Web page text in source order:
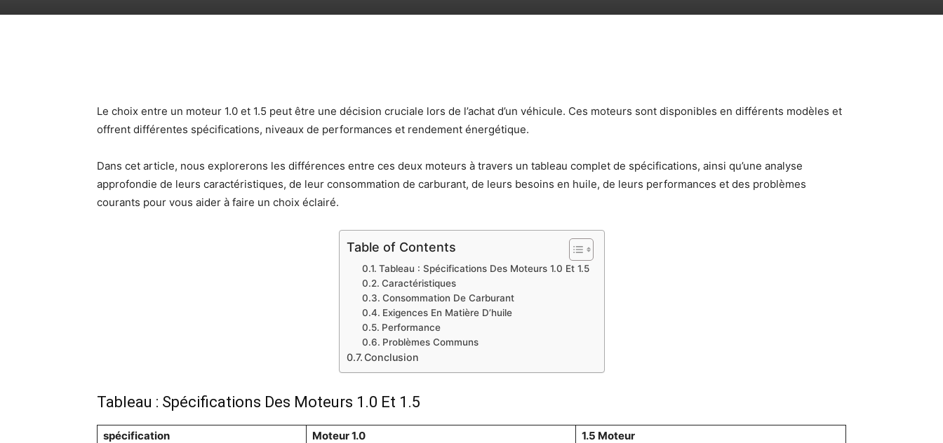
Le choix entre un moteur 1.0 et 1.5 peut être une décision cruciale lors de l’achat d’un véhicule. Ces moteurs sont disponibles en différents modèles et
offrent différentes spécifications, niveaux de performances et rendement énergétique.
Dans cet article, nous explorerons les différences entre ces deux moteurs à travers un tableau complet de spécifications, ainsi qu’une analyse
approfondie de leurs caractéristiques, de leur consommation de carburant, de leurs besoins en huile, de leurs performances et des problèmes
courants pour vous aider à faire un choix éclairé.
Table of Contents
Tableau : Spécifications Des Moteurs 1.0 Et 1.5
Caractéristiques
Consommation De Carburant
Exigences En Matière D’huile
Performance
Problèmes Communs
Conclusion
Tableau : Spécifications Des Moteurs 1.0 Et 1.5
spécification Moteur 1.0
1.5 Moteur